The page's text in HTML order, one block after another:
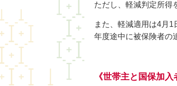
ただし、軽減判定所
また、軽減適用は4月1
年度途中に被保険者の
《世帯主と国保加